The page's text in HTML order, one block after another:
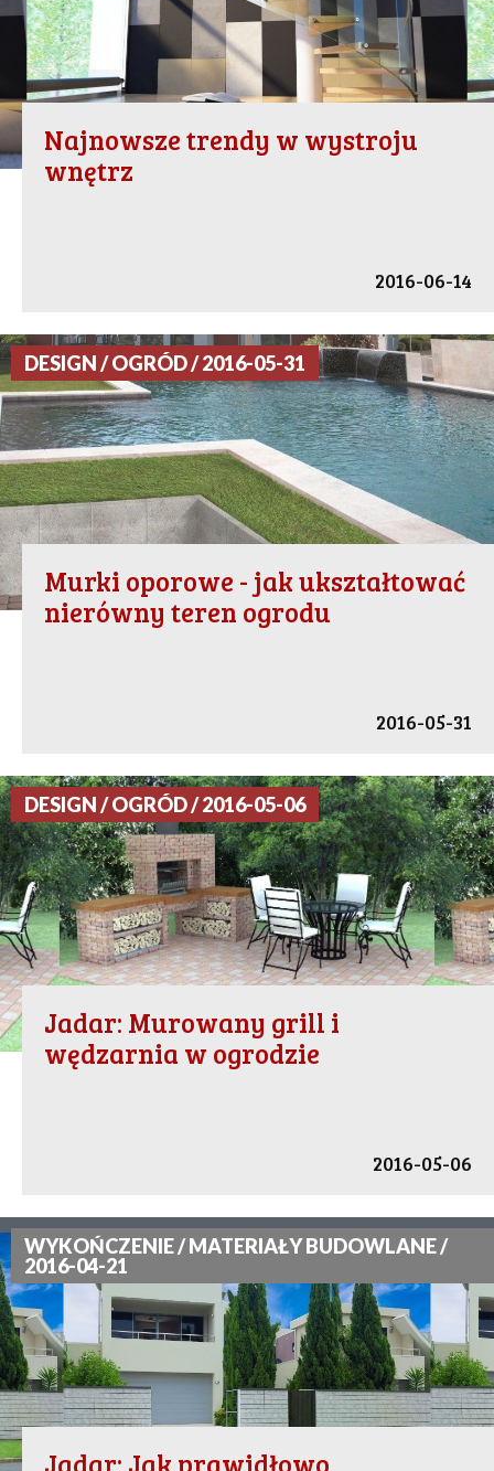
Najnowsze trendy w wystroju
wnętrz
2016-06-14
DESIGN / OGRÓD / 2016-05-31
Murki oporowe - jak ukształtować
nierówny teren ogrodu
2016-05-31
DESIGN / OGRÓD / 2016-05-06
Jadar: Murowany grill i
wędzarnia w ogrodzie
2016-05-06
WYKOŃCZENIE / MATERIAŁY BUDOWLANE /
2016-04-21